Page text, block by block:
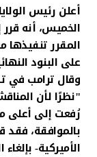
أعلن رئيس
الخميس، أنه قرر
المقرر تنفيذها
على البنود
وقال ترامب في
"نظرًا لأن
رُفعت إلى أعلى
بالموافقة، فقد
الأميركية-